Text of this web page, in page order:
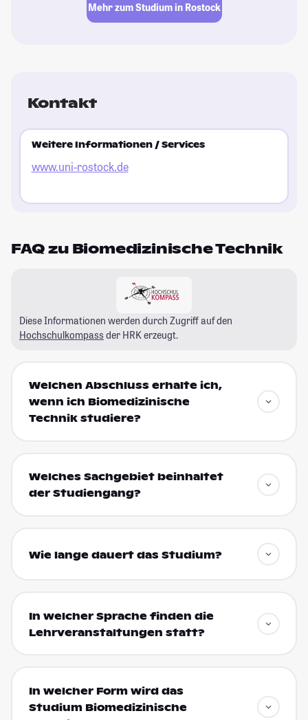
Mehr zum Studium in Rostock
Kontakt
Weitere Informationen / Services
www.uni-rostock.de
FAQ zu Biomedizinische Technik
Diese Informationen werden durch Zugriff auf den
Hochschulkompass der HRK erzeugt.
Welchen Abschluss erhalte ich,
wenn ich Biomedizinische
Technik studiere?
Welches Sachgebiet beinhaltet
der Studiengang?
Wie lange dauert das Studium?
In welcher Sprache finden die
Lehrveranstaltungen statt?
In welcher Form wird das
Studium Biomedizinische